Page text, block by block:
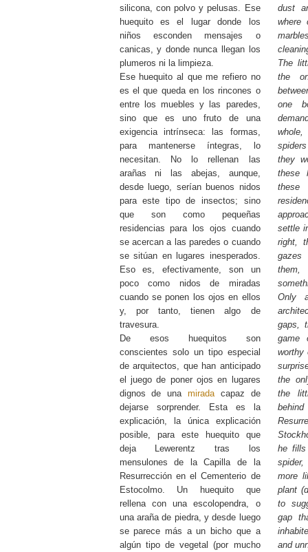
silicona, con polvo y pelusas. Ese
huequito es el lugar donde los
niños esconden mensajes o
canicas, y donde nunca llegan los
plumeros ni la limpieza.
Ese huequito al que me refiero no
es el que queda en los rincones o
entre los muebles y las paredes,
sino que es uno fruto de una
exigencia intrínseca: las formas,
para mantenerse íntegras, lo
necesitan. No lo rellenan las
arañas ni las abejas, aunque,
desde luego, serían buenos nidos
para este tipo de insectos; sino
que son como pequeñas
residencias para los ojos cuando
se acercan a las paredes o cuando
se sitúan en lugares inesperados.
Eso es, efectivamente, son un
poco como nidos de miradas
cuando se ponen los ojos en ellos
y, por tanto, tienen algo de
travesura.
De esos huequitos son
conscientes solo un tipo especial
de arquitectos, que han anticipado
el juego de poner ojos en lugares
dignos de unamirada capaz de
dejarse sorprender. Esta es la
explicación, la única explicación
posible, para este huequito que
deja Lewerentz tras los
mensulones de la Capilla de la
Resurrección en el Cementerio de
Estocolmo. Un huequito que
rellena con una escolopendra, o
una araña de piedra, y desde luego
se parece más a un bicho que a
algún tipo de vegetal (por mucho
dust
where
The
the
one
they
these
settle
right,
them,
Only
gaps,
game
the
the
he
more
plant
to
gap
and